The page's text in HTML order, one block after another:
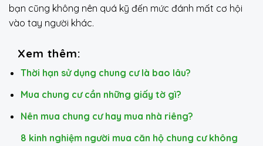
bạn cũng không nên quá kỹ đến mức đánh mất cơ hội
vào tay người khác.
Xem thêm:
Thời hạn sử dụng chung cư là bao lâu?
Mua chung cư cần những giấy tờ gì?
Nên mua chung cư hay mua nhà riêng?
8 kinh nghiệm người mua căn hộ chung cư không